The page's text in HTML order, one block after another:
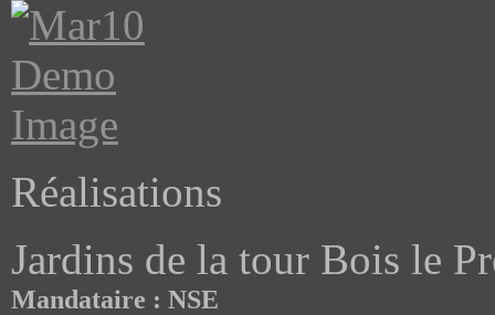
Réalisations
Jardins de la tour Bois le
Mandataire : NSE